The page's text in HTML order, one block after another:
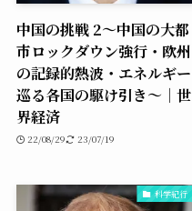
中国の挑戦 2〜中国の大都
市ロックダウン強行・欧州
の記録的熱波・エネルギー
巡る各国の駆け引き〜｜世
界経済
22/08/29 23/07/19
科学紀行